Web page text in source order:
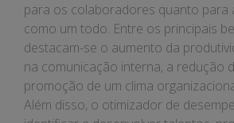
para os colaboradores quanto para
como um todo. Entre os principais
destacam-se o aumento da
na comunicação interna, a redução
promoção de um clima
Além disso, o otimizador de